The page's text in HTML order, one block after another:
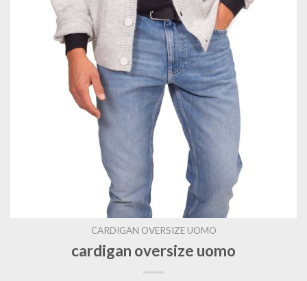
CARDIGAN OVERSIZE UOMO
cardigan oversize uomo